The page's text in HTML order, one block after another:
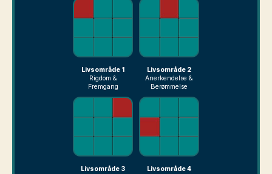
Livsområde 1
Rigdom &
Fremgang
Livsområde 2
Anerkendelse &
Berømmelse
Livsområde 3
Livsområde 4